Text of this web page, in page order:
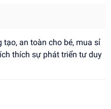
an toàn cho bé, mua sỉ
thích sự phát triển tư duy